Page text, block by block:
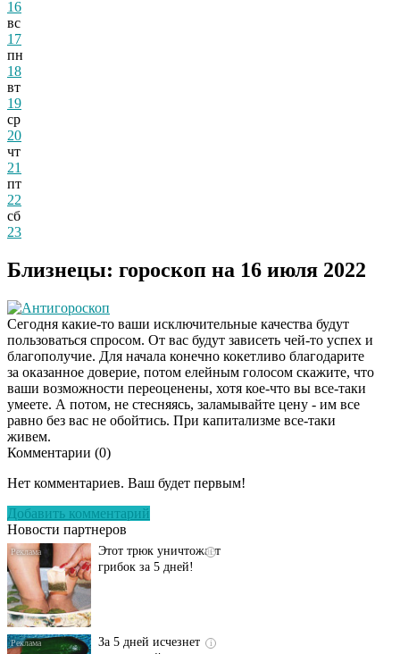
16
вс
17
пн
18
вт
19
ср
20
чт
21
пт
22
сб
23
Близнецы: гороскоп на 16 июля 2022
Антигороскоп
Сегодня какие-то ваши исключительные качества будут
пользоваться спросом. От вас будут зависеть чей-то успех и
благополучие. Для начала конечно кокетливо благодарите
за оказанное доверие, потом елейным голосом скажите, что
ваши возможности переоценены, хотя кое-что вы все-таки
умеете. А потом, не стесняясь, заламывайте цену - им все
равно без вас не обойтись. При капитализме все-таки
живем.
Комментарии (0)
Нет комментариев. Ваш будет первым!
Добавить комментарий
Новости партнеров
Даже самый
исчезнет с корнем,
i
Этот трюк уничтожает
грибок за 5 дней!
i
За 5 дней исчезнет